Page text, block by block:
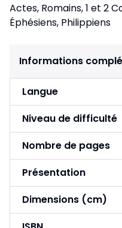
Actes, Romains, 1 et 2
Éphésiens, Philippiens
Informations
Langue
Niveau de difficulté
Nombre de pages
Présentation
Dimensions (cm)